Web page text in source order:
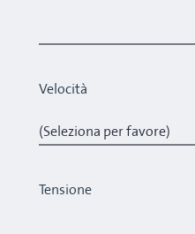
Velocità
Tensione